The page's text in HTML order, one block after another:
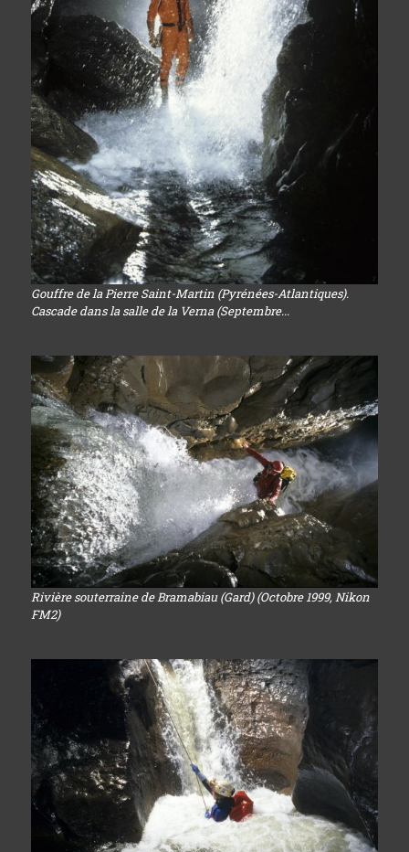
Gouffre de la Pierre Saint-Martin (Pyrénées-Atlantiques).
Cascade dans la salle de la Verna (Septembre...
Rivière souterraine de Bramabiau (Gard) (Octobre 1999, Nikon
FM2)